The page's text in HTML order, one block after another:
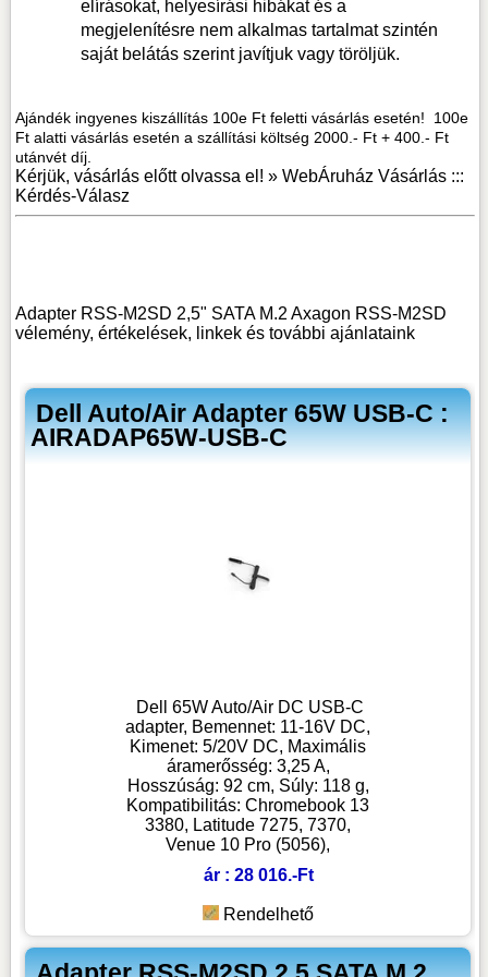
elírásokat, helyesírási hibákat és a
megjelenítésre nem alkalmas tartalmat szintén
saját belátás szerint javítjuk vagy töröljük.
Ajándék ingyenes kiszállítás 100e Ft feletti vásárlás esetén! 100e
Ft alatti vásárlás esetén a szállítási költség 2000.- Ft + 400.- Ft
utánvét díj.
Kérjük, vásárlás előtt olvassa el! »WebÁruház Vásárlás :::
Kérdés-Válasz
Adapter RSS-M2SD 2,5" SATA M.2 Axagon RSS-M2SD
vélemény, értékelések, linkek és további ajánlataink
Dell Auto/Air Adapter 65W USB-C :
AIRADAP65W-USB-C
Dell 65W Auto/Air DC USB-C
adapter, Bemennet: 11-16V DC,
Kimenet: 5/20V DC, Maximális
áramerősség: 3,25 A,
Hosszúság: 92 cm, Súly: 118 g,
Kompatibilitás: Chromebook 13
3380, Latitude 7275, 7370,
Venue 10 Pro (5056),
ár : 28 016.-Ft
Rendelhető